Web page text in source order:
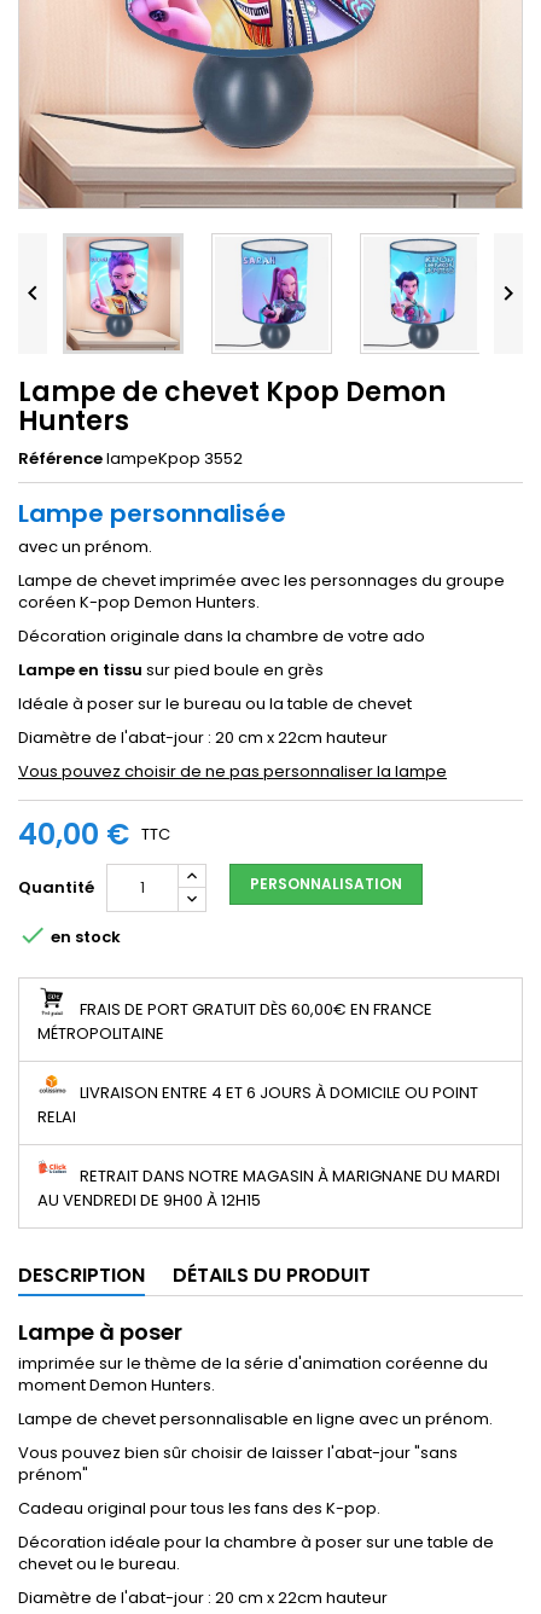
 
Lampe de chevet Kpop Demon
Hunters
RéférencelampeKpop 3552
Lampe personnalisée
avec un prénom.
Lampe de chevet imprimée avec les personnages du groupe
coréen K-pop Demon Hunters.
Décoration originale dans la chambre de votre ado
Lampe en tissu sur pied boule en grès
Idéale à poser sur le bureau ou la table de chevet
Diamètre de l'abat-jour : 20 cm x 22cm hauteur
Vous pouvez choisir de ne pas personnaliser la lampe
40,00 € TTC
Quantité PERSONNALISATION
 en stock
FRAIS DE PORT GRATUIT DÈS 60,00€ EN FRANCE
MÉTROPOLITAINE
LIVRAISON ENTRE 4 ET 6 JOURS À DOMICILE OU POINT
RELAI
RETRAIT DANS NOTRE MAGASIN À MARIGNANE DU MARDI
AU VENDREDI DE 9H00 À 12H15
DESCRIPTION DÉTAILS DU PRODUIT
Lampe à poser
imprimée sur le thème de la série d'animation coréenne du
moment Demon Hunters.
Lampe de chevet personnalisable en ligne avec un prénom.
Vous pouvez bien sûr choisir de laisser l'abat-jour "sans
prénom"
Cadeau original pour tous les fans des K-pop.
Décoration idéale pour la chambre à poser sur une table de
chevet ou le bureau.
Diamètre de l'abat-jour : 20 cm x 22cm hauteur